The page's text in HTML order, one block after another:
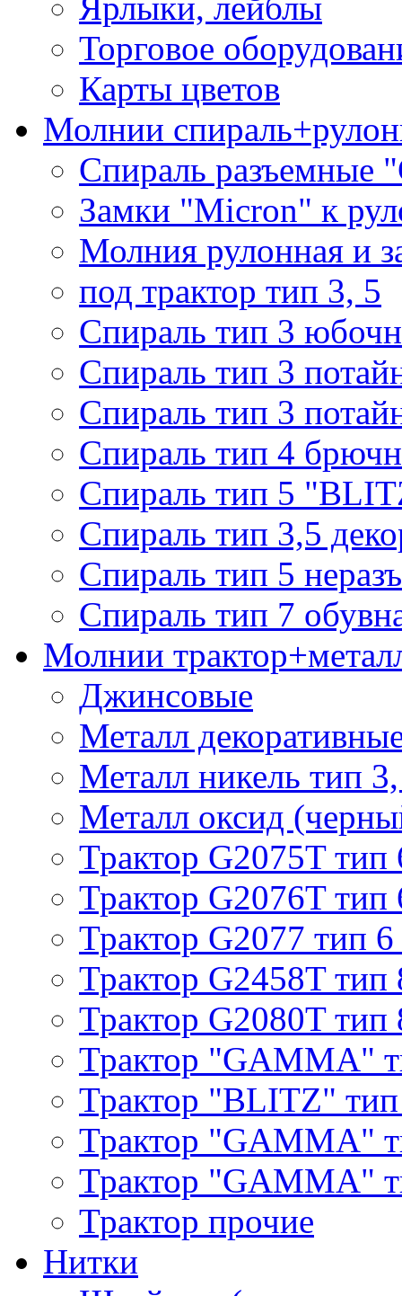
Торговое
Карты цветов
Молнии
Спираль разъемные
Замки "Micron" к
Молния рулонная и
под трактор тип 3, 5
Спираль тип 3
Спираль тип 3
Спираль тип 3
Спираль тип 4
Спираль тип 5
Спираль тип 3,5
Спираль тип 5
Спираль тип 7
Молнии
Джинсовые
Металл
Металл никель тип
Металл оксид
Трактор G2075T тип
Трактор G2076T тип
Трактор G2077 тип 6
Трактор G2458T тип
Трактор G2080T тип
Трактор "GAMMA"
Трактор "BLITZ"
Трактор "GAMMA"
Трактор "GAMMA"
Трактор прочие
Нитки